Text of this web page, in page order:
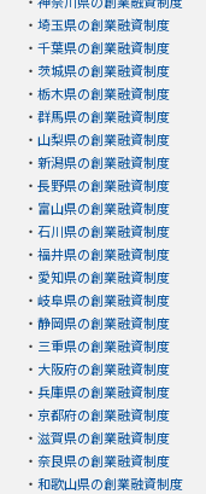
・ 埼玉県の創業融資制度
・ 千葉県の創業融資制度
・ 茨城県の創業融資制度
・ 栃木県の創業融資制度
・ 群馬県の創業融資制度
・ 山梨県の創業融資制度
・ 新潟県の創業融資制度
・ 長野県の創業融資制度
・ 富山県の創業融資制度
・ 石川県の創業融資制度
・ 福井県の創業融資制度
・ 愛知県の創業融資制度
・ 岐阜県の創業融資制度
・ 静岡県の創業融資制度
・ 三重県の創業融資制度
・ 大阪府の創業融資制度
・ 兵庫県の創業融資制度
・ 京都府の創業融資制度
・ 滋賀県の創業融資制度
・ 奈良県の創業融資制度
・ 和歌山県の創業融資制度